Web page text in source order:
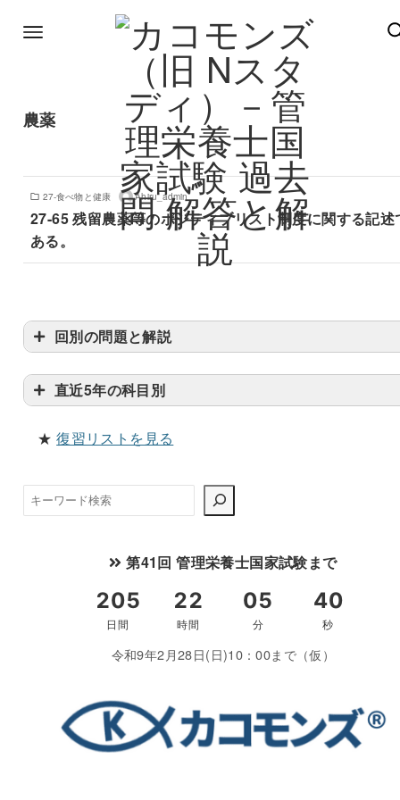
農薬
27-食べ物と健康 Ahiru_admin
27-65 残留農薬等のポジティブリスト制度に関する記述
ある。
回別の問題と解説
直近5年の科目別
★復習リストを見る
検
索
第41回 管理栄養士国家試験まで
令和9年2月28日(日)10：00まで（仮）